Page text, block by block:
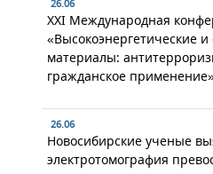
26.06
XXI Международная
«Высокоэнергетические
материалы:
гражданское
26.06
Новосибирские ученые
электротомография